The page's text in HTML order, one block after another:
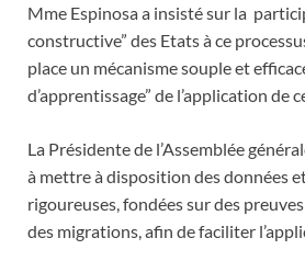
Mme Espinosa a insisté sur la
constructive” des Etats à ce
place un mécanisme souple et
d’apprentissage” de l’application de
La Présidente de l’Assemblée
à mettre à disposition des données
rigoureuses, fondées sur des
des migrations, afin de faciliter